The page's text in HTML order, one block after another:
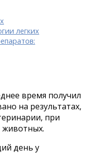
легких
время получил
на результатах,
при
животных.
день у